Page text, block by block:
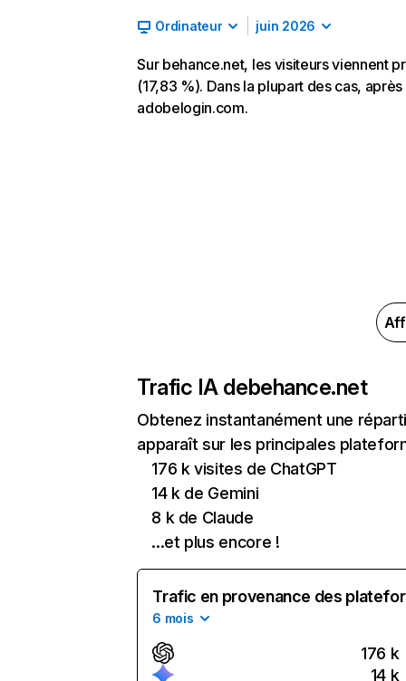
Ordinateur juin 2026
Sur behance.net, les visiteurs viennent
(17,83 %). Dans la plupart des cas,
adobelogin.com.
Trafic IA debehance.net
Obtenez instantanément une
apparaît sur les principales
176 k visites de ChatGPT
14 k de Gemini
8 k de Claude
...et plus encore !
Trafic en provenance des
6 mois
176 k
14 k